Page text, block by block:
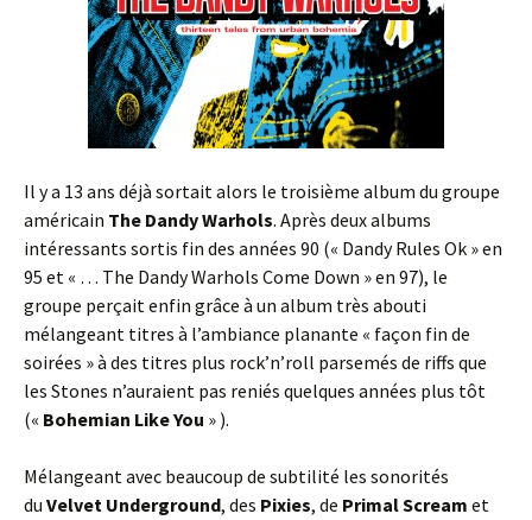
Il y a 13 ans déjà sortait alors le troisième album du groupe
américain The Dandy Warhols. Après deux albums
intéressants sortis fin des années 90 (« Dandy Rules Ok » en
95 et « … The Dandy Warhols Come Down » en 97), le
groupe perçait enfin grâce à un album très abouti
mélangeant titres à l’ambiance planante « façon fin de
soirées » à des titres plus rock’n’roll parsemés de riffs que
les Stones n’auraient pas reniés quelques années plus tôt
(« Bohemian Like You » ).
Mélangeant avec beaucoup de subtilité les sonorités
du Velvet Underground, des Pixies, de Primal Scream et